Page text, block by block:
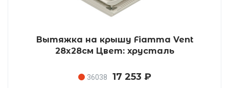
Вытяжка на крышу Fiamma Vent
28x28см Цвет: хрусталь
36038 17 253 ₽